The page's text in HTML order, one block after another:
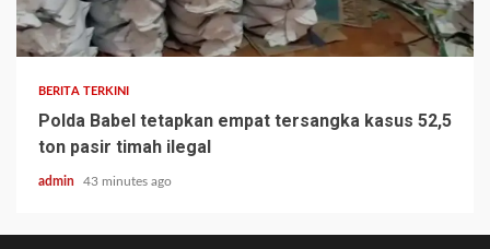
BERITA TERKINI
Polda Babel tetapkan empat tersangka kasus 52,5
ton pasir timah ilegal
admin 43 minutes ago